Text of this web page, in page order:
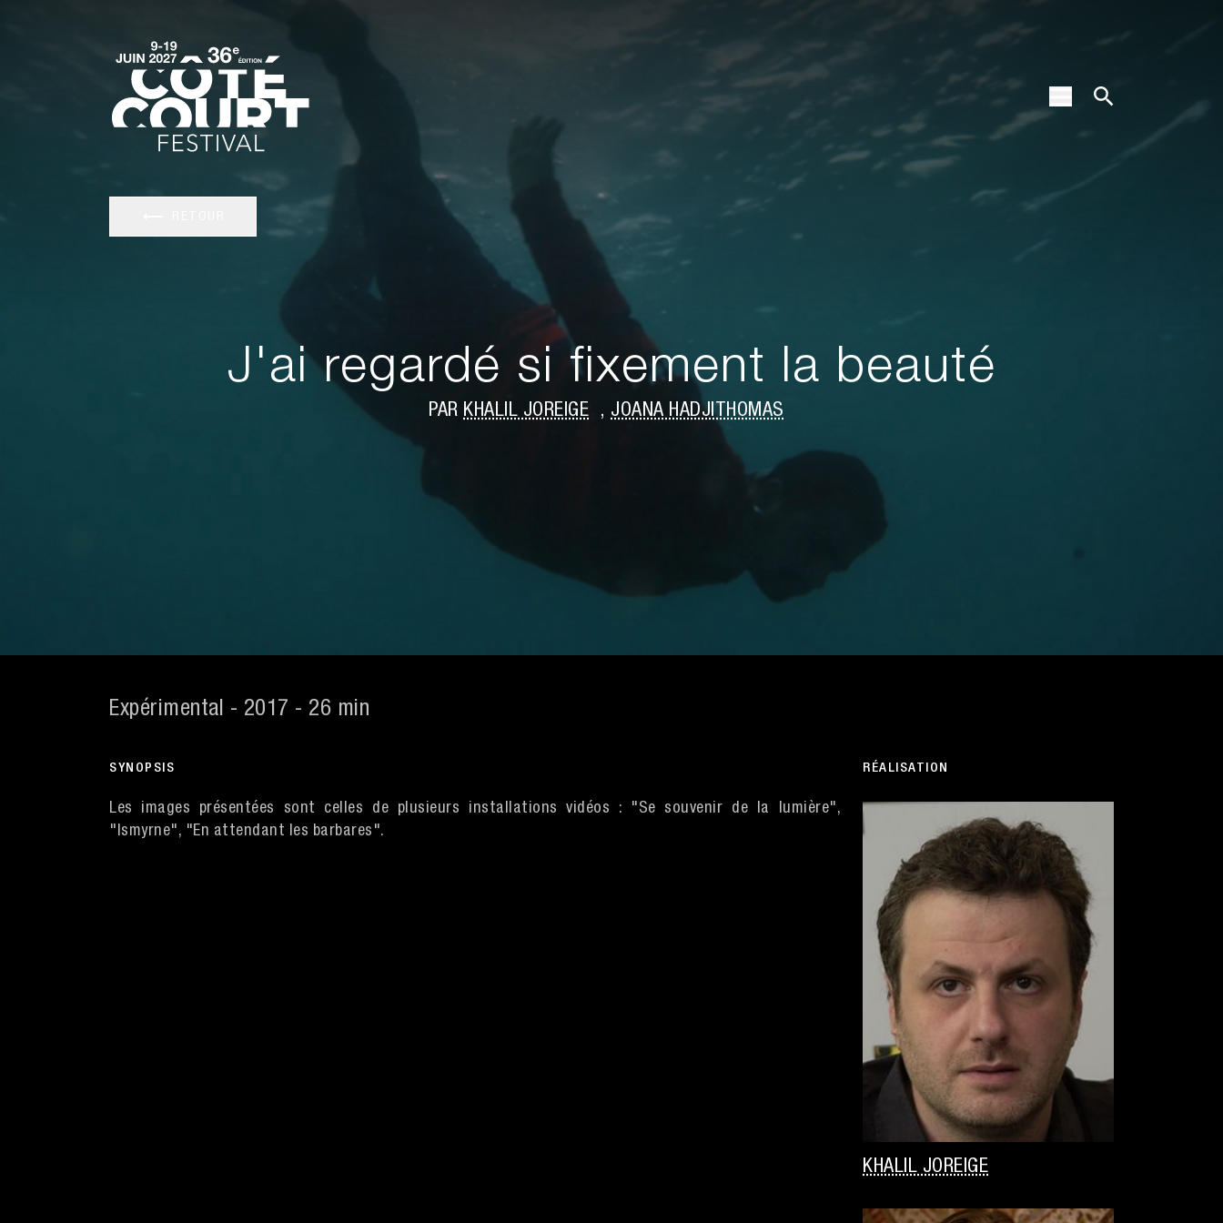
J'ai regardé si fixement la beauté
PAR KHALIL JOREIGE , JOANA HADJITHOMAS
Expérimental - 2017 - 26 min
SYNOPSIS
Les images présentées sont celles de plusieurs installations vidéos : "Se souvenir de la lumière",
"Ismyrne", "En attendant les barbares".
RÉALISATION
KHALIL JOREIGE